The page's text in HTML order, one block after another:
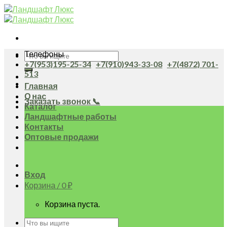
Skip
to
Искать:
Главная
О нас
Каталог
Ландшафтные работы
Контакты
Оптовые продажи
Вход
Корзина /0₽
Корзина пуста.
Искать:
Телефоны
+7(953)195-25-34 +7(910)943-33-08 +7(4872) 701-
513
Заказать звонок 📞